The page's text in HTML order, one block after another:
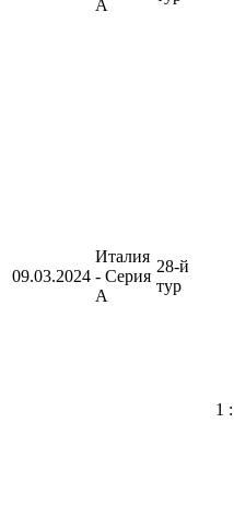
А
09.03.2024
Италия
- Серия
А
28-й
тур
1